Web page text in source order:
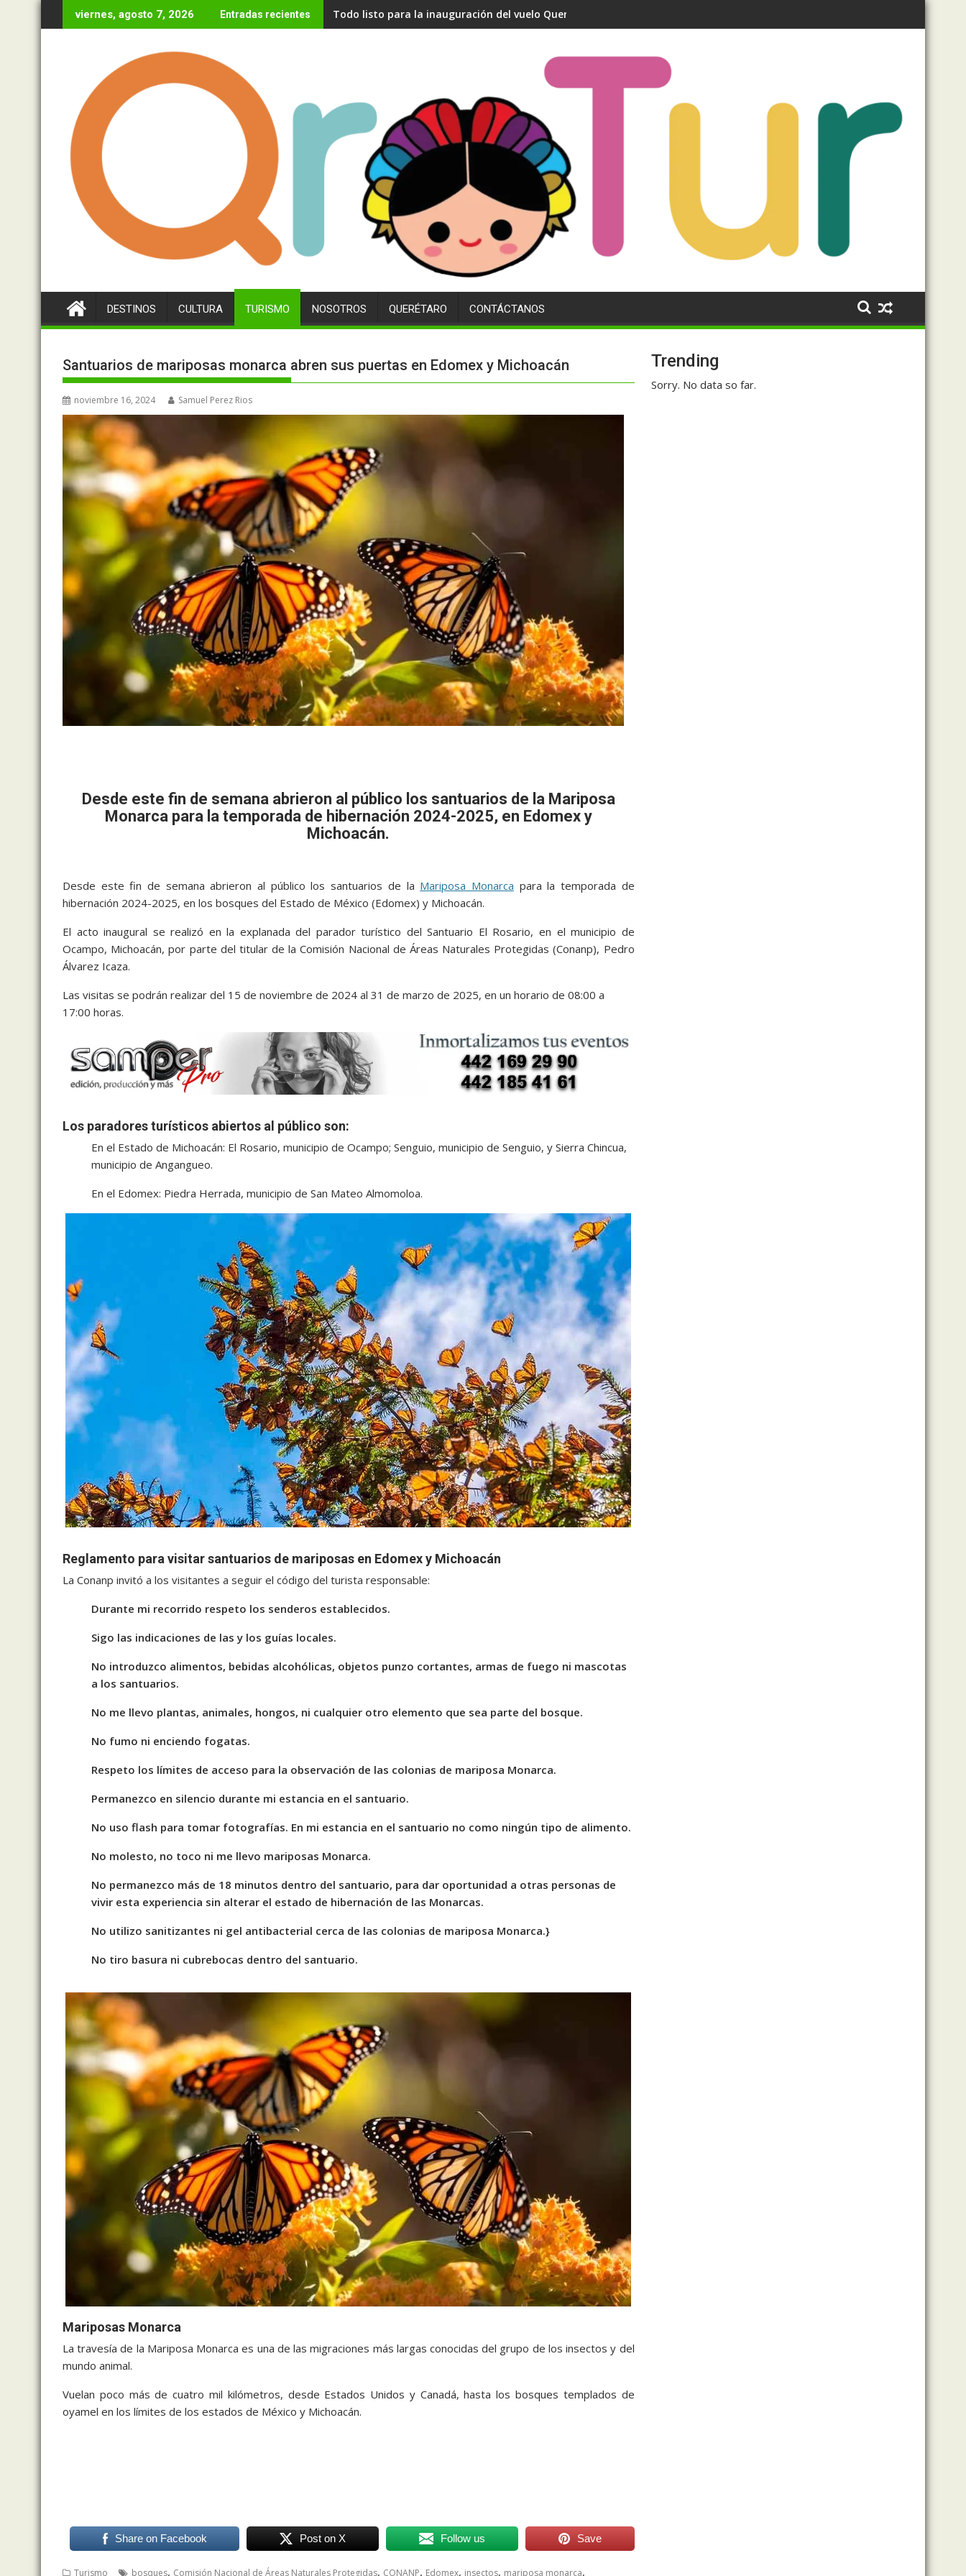
al
viernes, agosto 7, 2026 Entradas recientes Todo listo para la inauguración del vuelo Querétaro- Madrid
DESTINOS CULTURA TURISMO NOSOTROS QUERÉTARO CONTÁCTANOS
Santuarios de mariposas monarca abren sus puertas en Edomex y Michoacán
noviembre 16, 2024 Samuel Perez Rios
Desde este fin de semana abrieron al público los santuarios de la Mariposa
Monarca para la temporada de hibernación 2024-2025, en Edomex y
Michoacán.
Desde este fin de semana abrieron al público los santuarios de la Mariposa Monarca para la temporada de
hibernación 2024-2025, en los bosques del Estado de México (Edomex) y Michoacán.
El acto inaugural se realizó en la explanada del parador turístico del Santuario El Rosario, en el municipio de
Ocampo, Michoacán, por parte del titular de la Comisión Nacional de Áreas Naturales Protegidas (Conanp), Pedro
Álvarez Icaza.
Las visitas se podrán realizar del 15 de noviembre de 2024 al 31 de marzo de 2025, en un horario de 08:00 a
17:00 horas.
Los paradores turísticos abiertos al público son:
En el Estado de Michoacán: El Rosario, municipio de Ocampo; Senguio, municipio de Senguio, y Sierra Chincua,
municipio de Angangueo.
En el Edomex: Piedra Herrada, municipio de San Mateo Almomoloa.
Reglamento para visitar santuarios de mariposas en Edomex y Michoacán
La Conanp invitó a los visitantes a seguir el código del turista responsable:
Durante mi recorrido respeto los senderos establecidos.
Sigo las indicaciones de las y los guías locales.
No introduzco alimentos, bebidas alcohólicas, objetos punzo cortantes, armas de fuego ni mascotas
a los santuarios.
No me llevo plantas, animales, hongos, ni cualquier otro elemento que sea parte del bosque.
No fumo ni enciendo fogatas.
Respeto los límites de acceso para la observación de las colonias de mariposa Monarca.
Permanezco en silencio durante mi estancia en el santuario.
No uso flash para tomar fotografías. En mi estancia en el santuario no como ningún tipo de alimento.
No molesto, no toco ni me llevo mariposas Monarca.
No permanezco más de 18 minutos dentro del santuario, para dar oportunidad a otras personas de
vivir esta experiencia sin alterar el estado de hibernación de las Monarcas.
No utilizo sanitizantes ni gel antibacterial cerca de las colonias de mariposa Monarca.}
No tiro basura ni cubrebocas dentro del santuario.
Mariposas Monarca
La travesía de la Mariposa Monarca es una de las migraciones más largas conocidas del grupo de los insectos y del
mundo animal.
Vuelan poco más de cuatro mil kilómetros, desde Estados Unidos y Canadá, hasta los bosques templados de
oyamel en los límites de los estados de México y Michoacán.
Share on Facebook Post on X Follow us Save
Turismo bosques, Comisión Nacional de Áreas Naturales Protegidas, CONANP, Edomex, insectos, mariposa monarca,
Trending
Sorry. No data so far.